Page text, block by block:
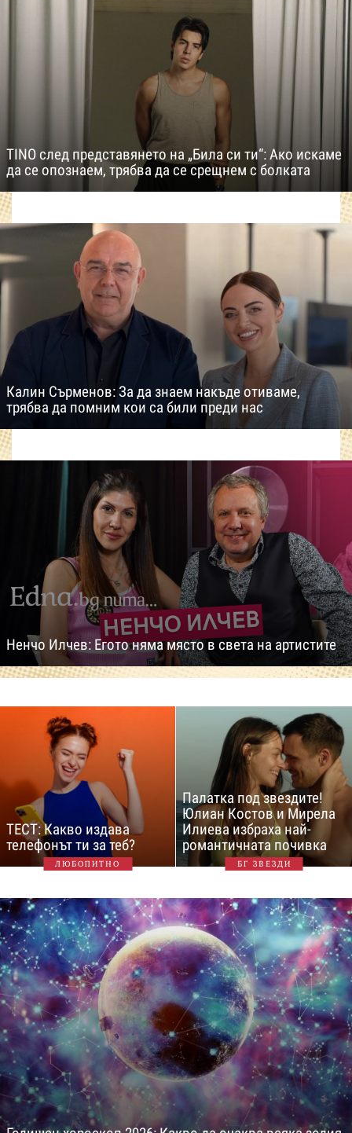
TINO след представянето на „Била си ти“: Ако искаме
да се опознаем, трябва да се срещнем с болката
Калин Сърменов: За да знаем накъде отиваме,
трябва да помним кои са били преди нас
Ненчо Илчев: Егото няма място в света на артистите
ТЕСТ: Какво издава
телефонът ти за теб?
ЛЮБОПИТНО
Палатка под звездите!
Юлиан Костов и Мирела
Илиева избраха най-
романтичната почивка
БГ ЗВЕЗДИ